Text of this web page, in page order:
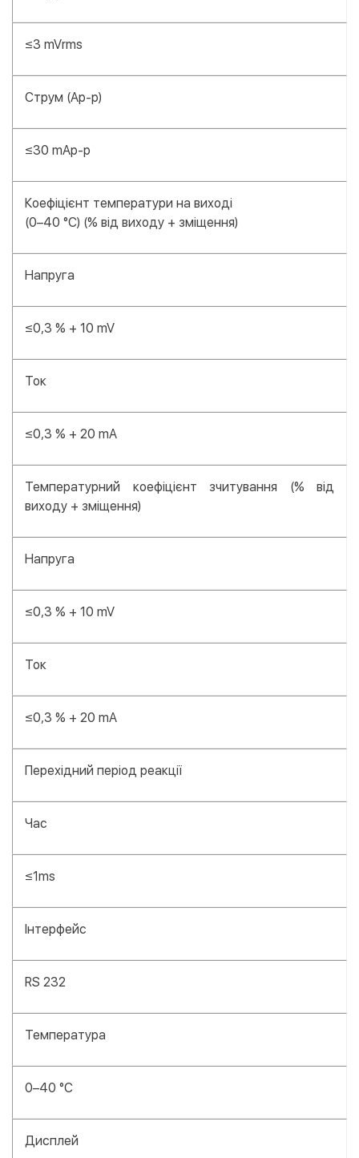
≤3 mVrms
Струм (Ap-p)
≤30 mAр-р
Коефіцієнт температури на виході
(0–40 °С) (% від виходу + зміщення)
Напруга
≤0,3 % + 10 mV
Ток
≤0,3 % + 20 mA
Температурний коефіцієнт зчитування (% від
виходу + зміщення)
Напруга
≤0,3 % + 10 mV
Ток
≤0,3 % + 20 mA
Перехідний період реакції
Час
≤1ms
Інтерфейс
RS 232
Температура
0–40 °С
Дисплей